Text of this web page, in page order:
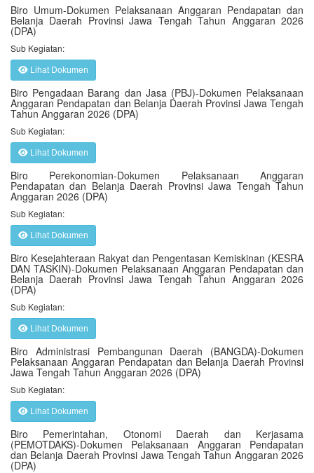
Biro Umum-Dokumen Pelaksanaan Anggaran Pendapatan dan
Belanja Daerah Provinsi Jawa Tengah Tahun Anggaran 2026
(DPA)
Sub Kegiatan:
Lihat Dokumen
Biro Pengadaan Barang dan Jasa (PBJ)-Dokumen Pelaksanaan
Anggaran Pendapatan dan Belanja Daerah Provinsi Jawa Tengah
Tahun Anggaran 2026 (DPA)
Sub Kegiatan:
Lihat Dokumen
Biro Perekonomian-Dokumen Pelaksanaan Anggaran
Pendapatan dan Belanja Daerah Provinsi Jawa Tengah Tahun
Anggaran 2026 (DPA)
Sub Kegiatan:
Lihat Dokumen
Biro Kesejahteraan Rakyat dan Pengentasan Kemiskinan (KESRA
DAN TASKIN)-Dokumen Pelaksanaan Anggaran Pendapatan dan
Belanja Daerah Provinsi Jawa Tengah Tahun Anggaran 2026
(DPA)
Sub Kegiatan:
Lihat Dokumen
Biro Administrasi Pembangunan Daerah (BANGDA)-Dokumen
Pelaksanaan Anggaran Pendapatan dan Belanja Daerah Provinsi
Jawa Tengah Tahun Anggaran 2026 (DPA)
Sub Kegiatan:
Lihat Dokumen
Biro Pemerintahan, Otonomi Daerah dan Kerjasama
(PEMOTDAKS)-Dokumen Pelaksanaan Anggaran Pendapatan
dan Belanja Daerah Provinsi Jawa Tengah Tahun Anggaran 2026
(DPA)